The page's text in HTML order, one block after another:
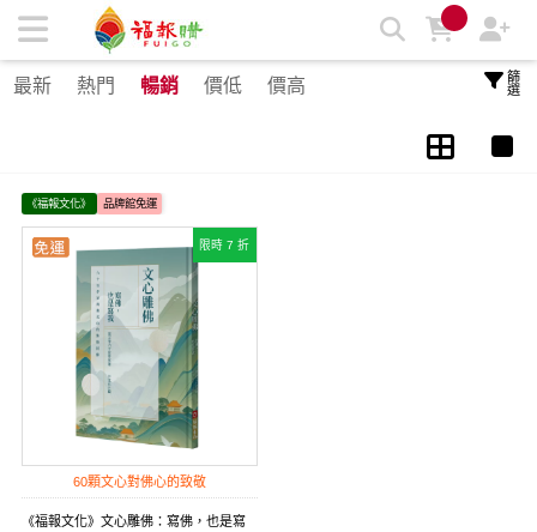
文心雕佛：寫佛，也是寫我：六十位作家與佛光山的殊勝因緣 |
福報購蔬食購物商城
最新
熱門 暢銷 價低 價高 篩選
限時 7 折
《福報文化》 品牌館免運
60顆文心對佛心的致敬
《福報文化》文心雕佛：寫佛，也是寫